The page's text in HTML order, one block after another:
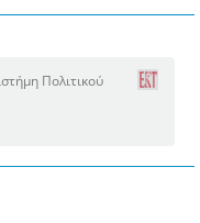
Πολιτικού